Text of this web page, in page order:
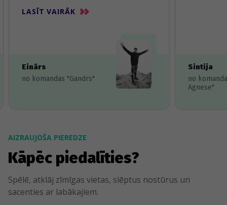
LASĪT VAIRĀK
Einārs
no komandas "Gandrs"
Sintija
no
Agnese"
AIZRAUJOŠA PIEREDZE
Kāpēc piedalīties?
Spēlē, atklāj zīmīgas vietas, slēptus nostūrus un
sacenties ar labākajiem.